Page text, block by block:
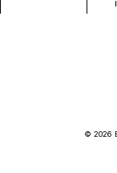
© 2026